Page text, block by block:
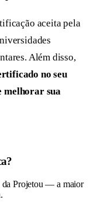
aceita pela
Além disso,
no seu
melhorar sua
da Projetou — a maior